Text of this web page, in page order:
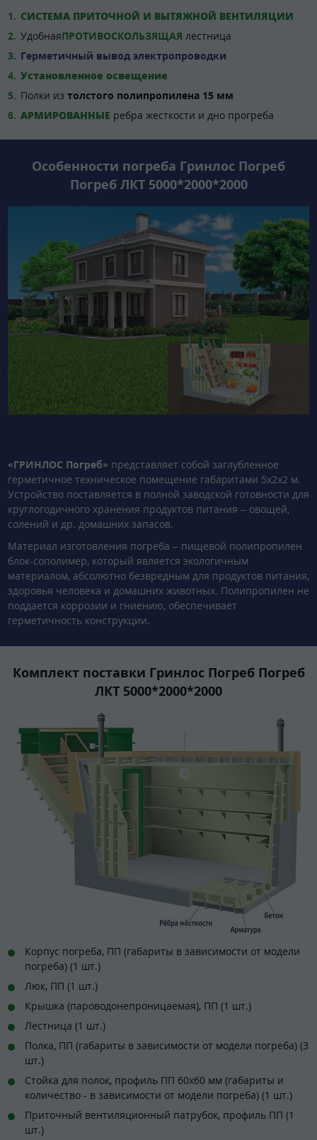
СИСТЕМА ПРИТОЧНОЙ И ВЫТЯЖНОЙ ВЕНТИЛЯЦИИ
УдобнаяПРОТИВОСКОЛЬЗЯЩАЯ лестница
Герметичный вывод электропроводки
Установленное освещение
Полки из толстого полипропилена 15 мм
АРМИРОВАННЫЕ ребра жесткости и дно прогреба
Особенности погреба Гринлос Погреб
Погреб ЛКТ 5000*2000*2000
«ГРИНЛОС Погреб» представляет собой заглубленное
герметичное техническое помещение габаритами 5х2х2 м.
Устройство поставляется в полной заводской готовности для
круглогодичного хранения продуктов питания – овощей,
солений и др. домашних запасов.
Материал изготовления погреба – пищевой полипропилен
блок-сополимер, который является экологичным
материалом, абсолютно безвредным для продуктов питания,
здоровья человека и домашних животных. Полипропилен не
поддается коррозии и гниению, обеспечивает
герметичность конструкции.
Комплект поставки Гринлос Погреб Погреб
ЛКТ 5000*2000*2000
Корпус погреба, ПП (габариты в зависимости от модели
погреба) (1 шт.)
Люк, ПП (1 шт.)
Крышка (пароводонепроницаемая), ПП (1 шт.)
Лестница (1 шт.)
Полка, ПП (габариты в зависимости от модели погреба) (3
шт.)
Стойка для полок, профиль ПП 60х60 мм (габариты и
количество - в зависимости от модели погреба) (1 шт.)
Приточный вентиляционный патрубок, профиль ПП (1
шт.)